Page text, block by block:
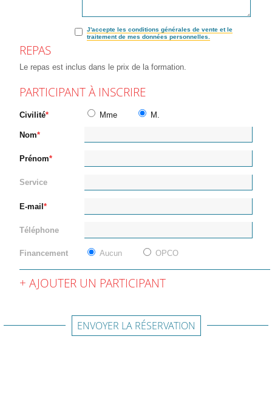
J'accepte les conditions générales de vente et le
traitement de mes données personnelles.
REPAS
Le repas est inclus dans le prix de la formation.
PARTICIPANT À INSCRIRE
Civilité Mme M.
Nom
Prénom
Service
E-mail
Téléphone
Financement Aucun OPCO
AJOUTER UN PARTICIPANT
ENVOYER LA RÉSERVATION